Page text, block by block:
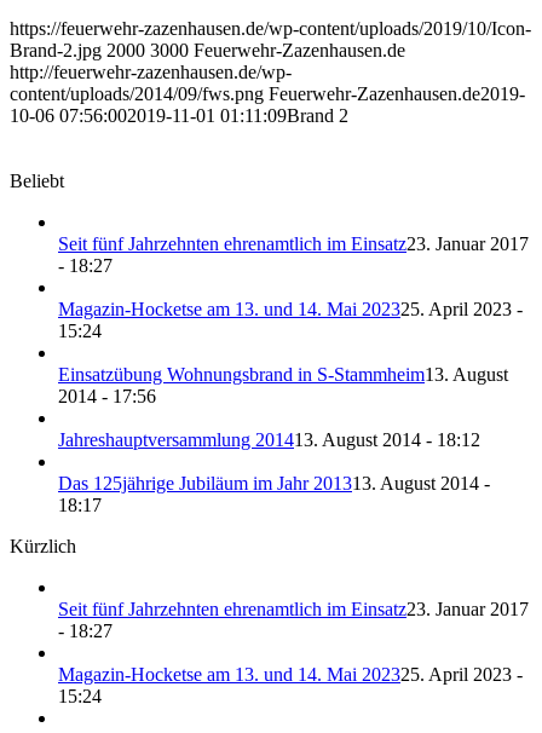
https://feuerwehr-zazenhausen.de/wp-content/uploads/2019/10/Icon-
Brand-2.jpg 2000 3000 Feuerwehr-Zazenhausen.de
http://feuerwehr-zazenhausen.de/wp-
content/uploads/2014/09/fws.png Feuerwehr-Zazenhausen.de2019-
10-06 07:56:002019-11-01 01:11:09Brand 2
Beliebt
Seit fünf Jahrzehnten ehrenamtlich im Einsatz23. Januar 2017
- 18:27
Magazin-Hocketse am 13. und 14. Mai 202325. April 2023 -
15:24
Einsatzübung Wohnungsbrand in S-Stammheim13. August
2014 - 17:56
Jahreshauptversammlung 201413. August 2014 - 18:12
Das 125jährige Jubiläum im Jahr 201313. August 2014 -
18:17
Kürzlich
Seit fünf Jahrzehnten ehrenamtlich im Einsatz23. Januar 2017
- 18:27
Magazin-Hocketse am 13. und 14. Mai 202325. April 2023 -
15:24